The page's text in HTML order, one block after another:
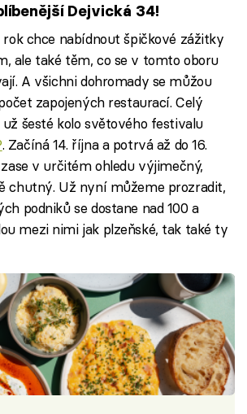
Dejvická 34!
rok chce nabídnout špičkové zážitky
ale také těm, co se v tomto oboru
A všichni dohromady se můžou
zapojených restaurací. Celý
šesté kolo světového festivalu
. Začíná 14. října a potrvá až do 16.
v určitém ohledu výjimečný,
chutný. Už nyní můžeme prozradit,
podniků se dostane nad 100 a
mezi nimi jak plzeňské, tak také ty